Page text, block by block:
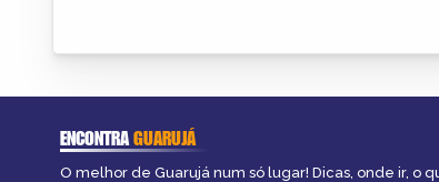
ENCONTRAGUARUJÁ
O melhor de Guarujá num só lugar! Dicas, onde ir, o